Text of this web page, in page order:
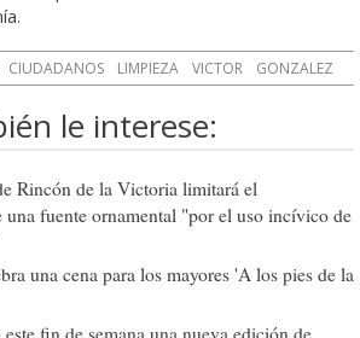
CIUDADANOS LIMPIEZA VICTOR GONZALEZ
le interese:
Rincón de la Victoria limitará el
fuente ornamental "por el uso incívico de
una cena para los mayores 'A los pies de la
fin de semana una nueva edición de